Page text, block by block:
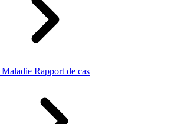
Maladie Rapport de cas